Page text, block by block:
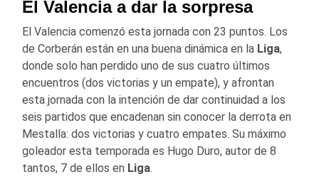
El Valencia a dar la sorpresa
El Valencia comenzó esta jornada con 23 puntos. Los
de Corberán están en una buena dinámica en la Liga,
donde solo han perdido uno de sus cuatro últimos
encuentros (dos victorias y un empate), y afrontan
esta jornada con la intención de dar continuidad a los
seis partidos que encadenan sin conocer la derrota en
Mestalla: dos victorias y cuatro empates. Su máximo
goleador esta temporada es Hugo Duro, autor de 8
tantos, 7 de ellos en Liga.